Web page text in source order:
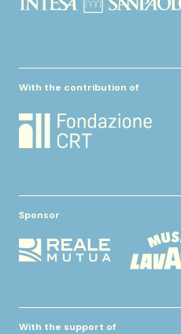
With the contribution of
Sponsor
With the support of